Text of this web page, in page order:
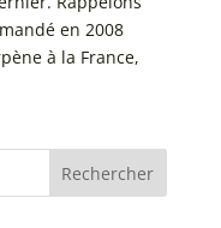
en 2008
à la France,